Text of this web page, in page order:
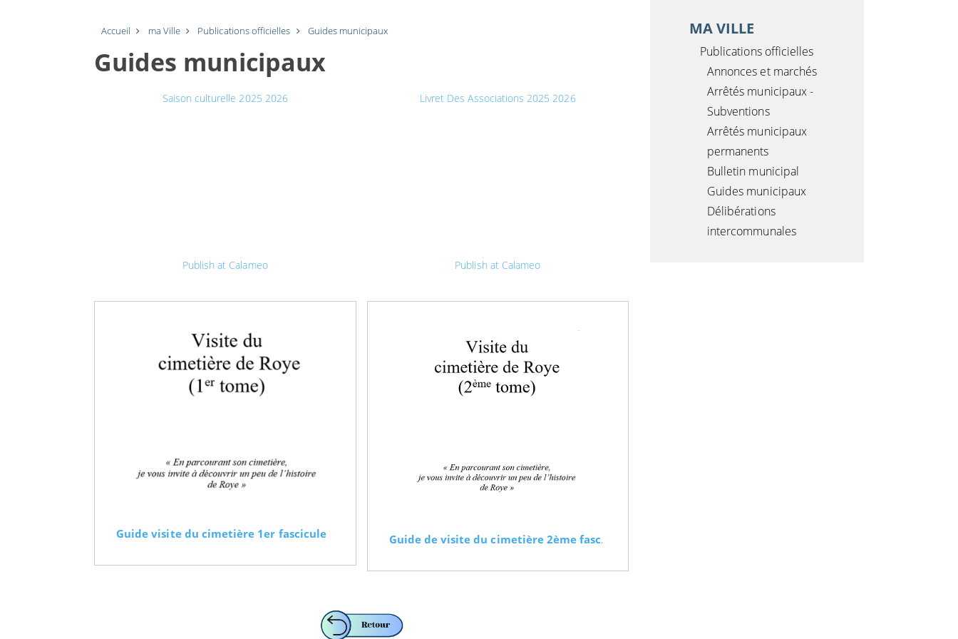
Accueil ma Ville Publications officielles Guides municipaux
Guides municipaux
Saison culturelle 2025 2026
Publish at Calameo
Livret Des Associations 2025 2026
Publish at Calameo
Guide visite du cimetière 1er fascicule Guide de visite du cimetière 2ème fasc.
MA VILLE
Publications officielles
Annonces et marchés
Arrêtés municipaux -
Subventions
Arrêtés municipaux
permanents
Bulletin municipal
Guides municipaux
Délibérations
intercommunales